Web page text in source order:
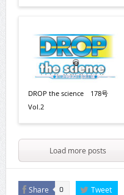
DROP the science 178号
Vol.2
Load more posts
Share 0 Tweet